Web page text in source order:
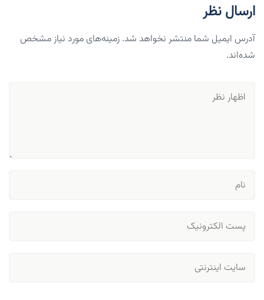
ارسال نظر
آدرس ایمیل شما منتشر نخواهد شد. زمینه‌های مورد نیاز مشخص
شده‌اند.